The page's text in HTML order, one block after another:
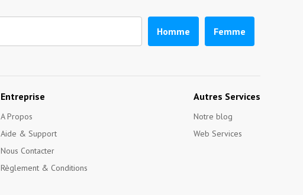
Homme Femme
Entreprise
A Propos
Aide & Support
Nous Contacter
Règlement & Conditions
Autres Services
Notre blog
Web Services